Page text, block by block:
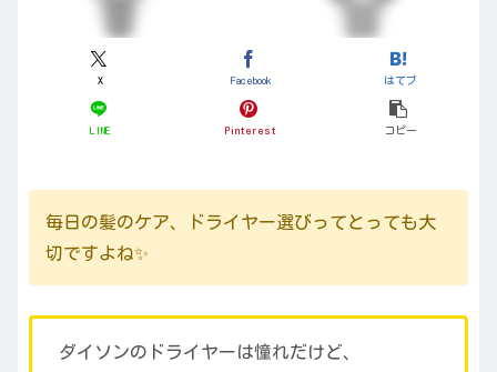
X Facebook はてブ
LINE Pinterest コピー
毎日の髪のケア、ドライヤー選びってとっても大
切ですよね✨
ダイソンのドライヤーは憧れだけど、